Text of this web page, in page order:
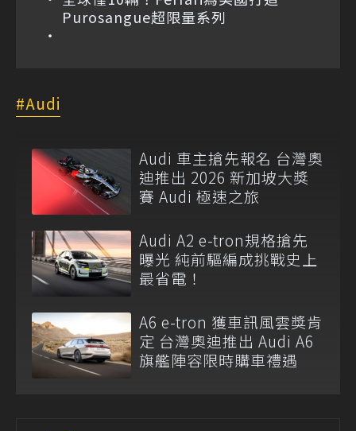
Purosangue超限量系列
Audi
Audi 車主搶先報名 台灣奧
迪推出 2026 新加坡大獎
賽 Audi 極速之旅
Audi A2 e-tron規格搶先
曝光 純前驅編成挑戰史上
最省電！
A6 e-tron 獲車訊風雲獎肯
定 台灣奧迪推出 Audi A6
旗艦陣容限時購車禮遇